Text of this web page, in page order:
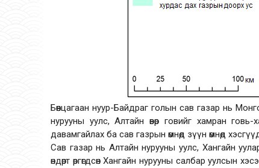
Бөөнцагаан нуур-Байдраг голын сав газар нь
нурууны уулс, Алтайн өвөр говийг хамран
давамгайлах ба сав газрын өмнөд зүүн өмнөд
Сав газар нь Алтайн нурууны уулс, Хангайн
өндөрт өргөгдсөн Хангайн нурууны салбар уулсын